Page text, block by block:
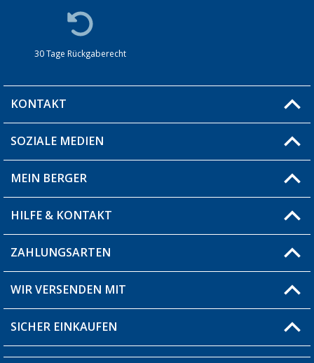
30 Tage Rückgaberecht
KONTAKT
Du hast eine Frage?
Filiale finden
SOZIALE MEDIEN
MEIN BERGER
Blog
Produkttester
Über uns
HILFE & KONTAKT
Fragen & Antworten / FAQ
Versandinformationen
Bestellstatus
ZAHLUNGSARTEN
WIR VERSENDEN MIT
SICHER EINKAUFEN